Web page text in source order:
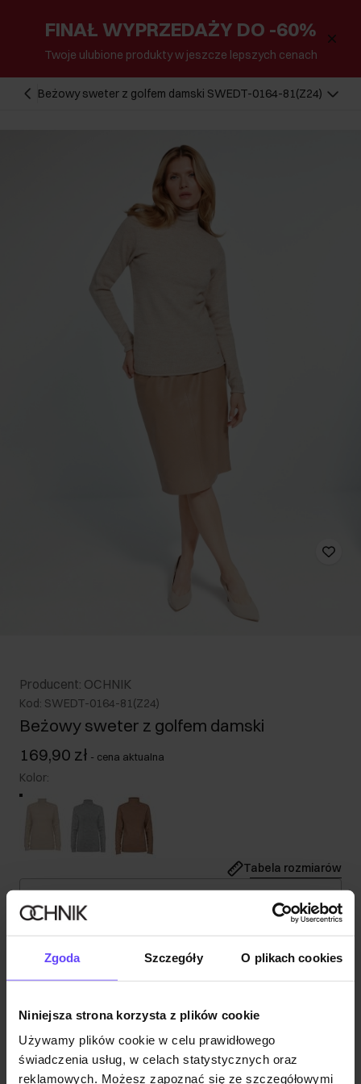
Zgoda Szczegóły O plikach cookies
Niniejsza strona korzysta z plików cookie
Używamy plików cookie w celu prawidłowego
świadczenia usług, w celach statystycznych oraz
reklamowych. Możesz zapoznać się ze szczegółowymi
FINAŁ WYPRZEDAŻY DO -60%
Twoje ulubione produkty w jeszcze lepszych cenach
Beżowy sweter z golfem damski SWEDT-0164-81(Z24)
Producent: OCHNIK
Kod: SWEDT-0164-81(Z24)
Beżowy sweter z golfem damski
169,90 zł - cena aktualna
Kolor:
Tabela rozmiarów
Nasza modelka ma 174 cm wzrostu i nosi rozmiar XS.
Wysyłka w 1 dzień roboczy
Opis produktu
Opinie